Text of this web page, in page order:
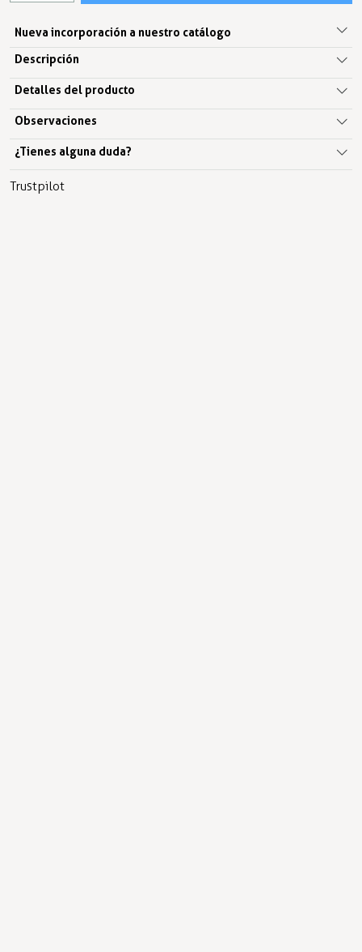
Nueva incorporación a nuestro catálogo
Descripción
Detalles del producto
Observaciones
¿Tienes alguna duda?
Trustpilot